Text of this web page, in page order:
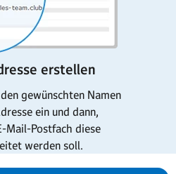
erstellen
gewünschten Namen
ein und dann,
Mail-Postfach diese
werden soll.